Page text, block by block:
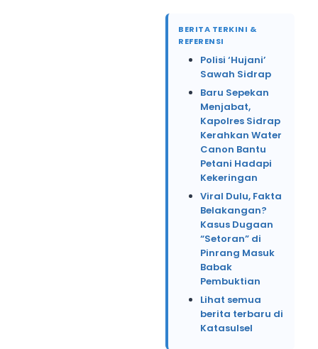
BERITA TERKINI &
REFERENSI
Polisi ‘Hujani’
Sawah Sidrap
Baru Sepekan
Menjabat,
Kapolres Sidrap
Kerahkan Water
Canon Bantu
Petani Hadapi
Kekeringan
Viral Dulu, Fakta
Belakangan?
Kasus Dugaan
“Setoran” di
Pinrang Masuk
Babak
Pembuktian
Lihat semua
berita terbaru di
Katasulsel